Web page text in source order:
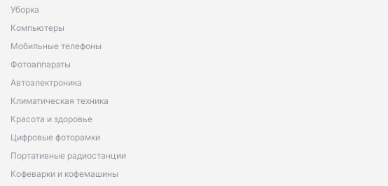
Уборка
Компьютеры
Мобильные телефоны
Фотоаппараты
Автоэлектроника
Климатическая техника
Красота и здоровье
Цифровые фоторамки
Портативные радиостанции
Кофеварки и кофемашины